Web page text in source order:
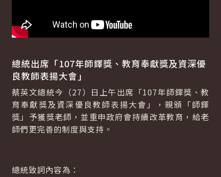
總統出席「107年師鐸獎、教育奉獻獎及資深優
良教師表揚大會」
蔡英文總統今（27）日上午出席「107年師鐸獎、教
育奉獻獎及資深優良教師表揚大會」，親頒「師鐸
獎」予獲獎老師，並重申政府會持續改革教育，給老
師們更完善的制度與支持。
總統致詞內容為：